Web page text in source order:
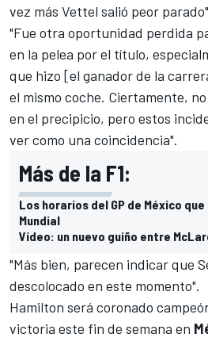
vez más Vettel salió peor
"Fue otra oportunidad perdida
en la pelea por el título,
que hizo [el ganador de la
el mismo coche. Ciertamente,
en el precipicio, pero estos
ver como una coincidencia".
Más de la F1:
Los horarios del GP de México
Mundial
Vídeo: un nuevo guiño entre
"Más bien, parecen indicar que
descolocado en este momento".
Hamilton será coronado
victoria este fin de semana en